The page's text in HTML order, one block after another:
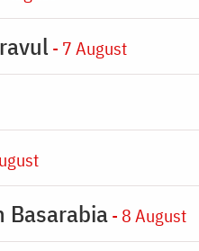
- 7 August
Basarabia- 8 August